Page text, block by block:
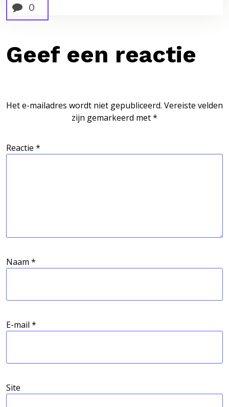
0
Geef een reactie
Het e-mailadres wordt niet gepubliceerd. Vereiste velden
zijn gemarkeerd met*
Reactie *
Naam *
E-mail *
Site